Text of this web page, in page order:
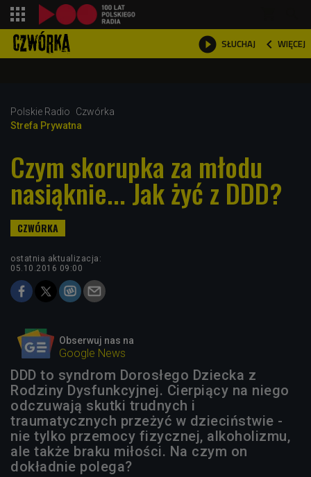
 SŁUCHAJ  WIĘCEJ

Polskie Radio
Czwórka
Strefa Prywatna
Czym skorupka za młodu
nasiąknie... Jak żyć z DDD?
ostatnia aktualizacja:
05.10.2016 09:00
Obserwuj nas na
Google News
DDD to syndrom Dorosłego Dziecka z
Rodziny Dysfunkcyjnej. Cierpiący na niego
odczuwają skutki trudnych i
traumatycznych przeżyć w dzieciństwie -
nie tylko przemocy fizycznej, alkoholizmu,
ale także braku miłości. Na czym on
dokładnie polega?